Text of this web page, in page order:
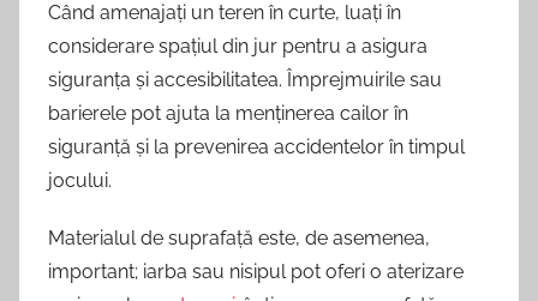
Când amenajați un teren în curte, luați în
considerare spațiul din jur pentru a asigura
siguranța și accesibilitatea. Împrejmuirile sau
barierele pot ajuta la menținerea cailor în
siguranță și la prevenirea accidentelor în timpul
jocului.
Materialul de suprafață este, de asemenea,
important; iarba sau nisipul pot oferi o aterizare